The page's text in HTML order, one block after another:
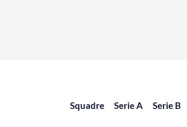
Squadre Serie A Serie B